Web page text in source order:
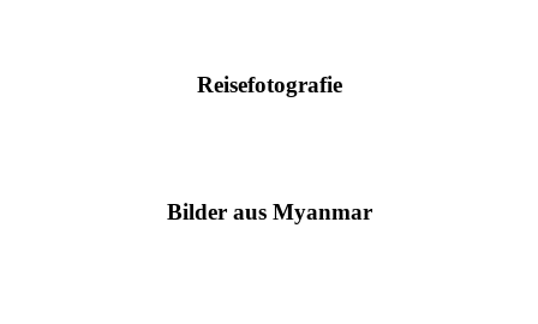
Reisefotografie
Bilder aus Myanmar